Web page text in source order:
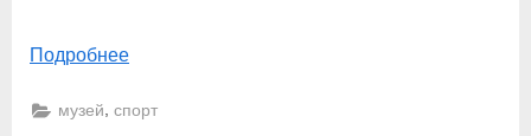
Подробнее
музей,спорт